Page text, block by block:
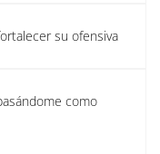
su ofensiva
como